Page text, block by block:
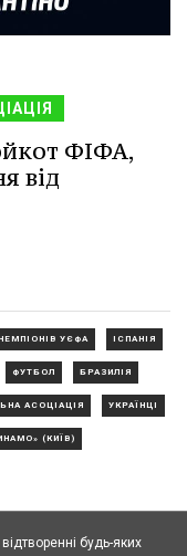
ФІФА,
від
УЄФА ІСПАНІЯ
ФУТБОЛ БРАЗИЛІЯ
АСОЦІАЦІЯ УКРАЇНЦІ
(КИЇВ)
будь-яких